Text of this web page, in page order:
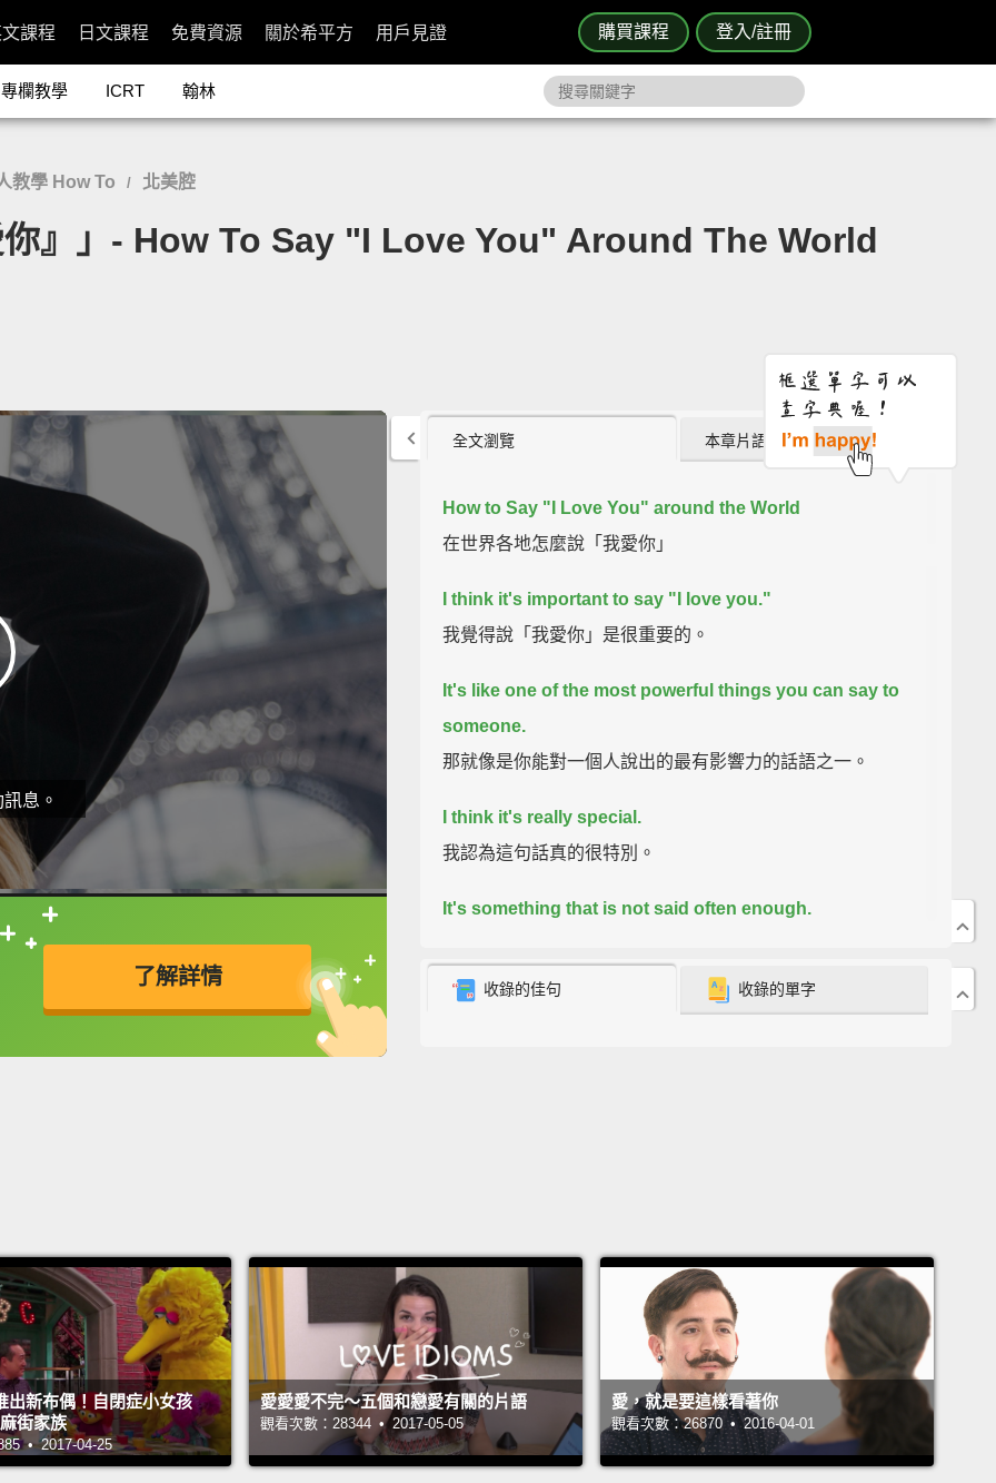
購買課程 登入/註冊
課程 日文課程 免費資源 關於希平方 用戶見證
專欄教學 ICRT 翰林
教學 How To / 北美腔
你』」- How To Say "I Love You" Around The World
息。
了解詳情
接查字典喔！
英
全文瀏覽 本章片語 (0)
How to Say "I Love You" around the World
在世界各地怎麼說「我愛你」
I think it's important to say "I love you."
我覺得說「我愛你」是很重要的。
It's like one of the most powerful things you can say to
someone.
那就像是你能對一個人說出的最有影響力的話語之一。
I think it's really special.
我認為這句話真的很特別。
It's something that is not said often enough.
What better way to communicate you love someone than
(French)
（法語）
(Polish)
（波蘭語）
(Tagalog)
收錄的佳句 收錄的單字
出新布偶！自閉症小女孩
街家族
• 2017-04-25
愛愛愛不完～五個和戀愛有關的片語
觀看次數：28344 • 2017-05-05
愛，就是要這樣看著你
觀看次數：26870 • 2016-04-01